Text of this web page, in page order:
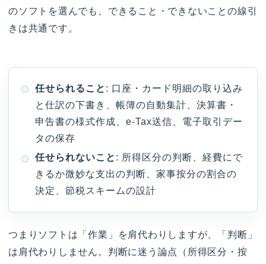
のソフトを選んでも、できること・できないことの線引
きは共通です。
任せられること : 口座・カード明細の取り込み
と仕訳の下書き、帳簿の自動集計、決算書・
申告書の様式作成、e-Tax送信、電子取引デー
タの保存
任せられないこと : 所得区分の判断、経費にで
きるか微妙な支出の判断、家事按分の割合の
決定、節税スキームの設計
つまりソフトは「作業」を肩代わりしますが、「判断」
は肩代わりしません。判断に迷う論点（所得区分・按